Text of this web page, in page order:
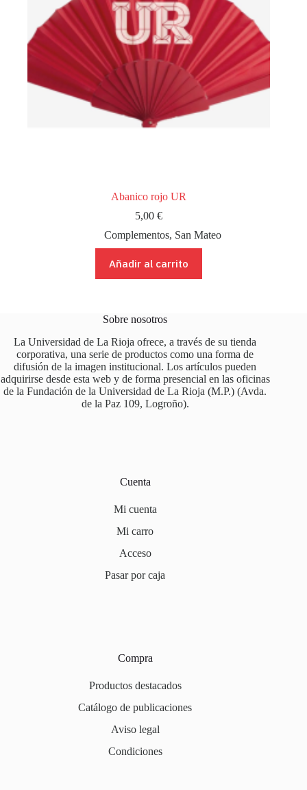
Abanico rojo UR
5,00€
Complementos, San Mateo
Añadir al carrito
Sobre nosotros
La Universidad de La Rioja ofrece, a través de su tienda
corporativa, una serie de productos como una forma de
difusión de la imagen institucional. Los artículos pueden
adquirirse desde esta web y de forma presencial en las oficinas
de la Fundación de la Universidad de La Rioja (M.P.) (Avda.
de la Paz 109, Logroño).
Cuenta
Mi cuenta
Mi carro
Acceso
Pasar por caja
Compra
Productos destacados
Catálogo de publicaciones
Aviso legal
Condiciones